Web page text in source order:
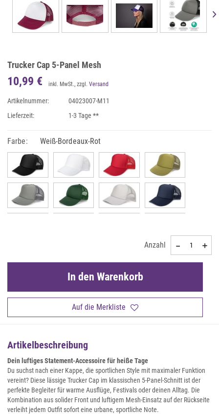
Trucker Cap 5-Panel Mesh
10,99 € inkl. MwSt., zzgl. Versand
Artikelnummer:
04023007-M11
Lieferzeit:
1-3 Tage **
Farbe: Weiß-Bordeaux-Rot
Anzahl
Auf die Merkliste
In den Warenkorb
Artikelbeschreibung
Dein luftiges Statement-Accessoire für heiße Tage
Du suchst nach einer Kappe, die sportlichen Style mit maximaler Funktion
vereint? Diese lässige Trucker Cap im klassischen 5-Panel-Schnitt ist der
perfekte Begleiter für warme Ausflüge, Festivals oder deinen Alltag. Die
Kombination aus solider Front und luftigem Mesh-Einsatz auf der Rückseite
verleiht jedem Outfit sofort eine urbane, sportliche Note.